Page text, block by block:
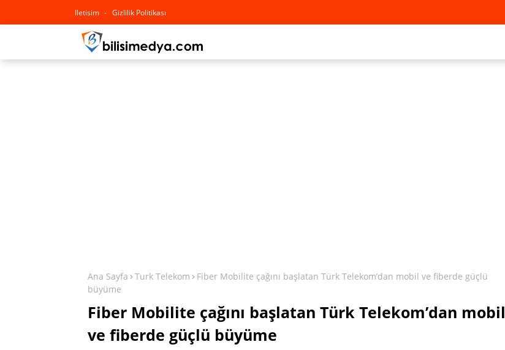
Iletisim Gizlilik Politikası
Ana Sayfa Turk Telekom
Fiber Mobilite çağını başlatan Türk Telekom’dan mobil ve fiberde güçlü
büyüme
Fiber Mobilite çağını başlatan Türk Telekom’dan mobil
ve fiberde güçlü büyüme